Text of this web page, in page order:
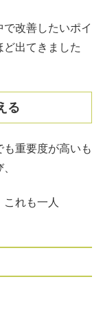
改善したいポイ
出てきました
る
重要度が高いも
れも一人